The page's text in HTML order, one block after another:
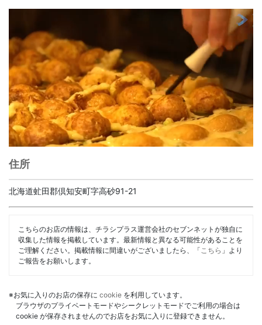
住所
北海道虻田郡倶知安町字高砂91-21
こちらのお店の情報は、チラシプラス運営会社のセブンネットが独自に
収集した情報を掲載しています。最新情報と異なる可能性があることを
ご理解ください。掲載情報に間違いがございましたら、「 こちら 」より
ご報告をお願いします。
※お気に入りのお店の保存に cookie を利用しています。
ブラウザのプライベートモードやシークレットモードでご利用の場合は
cookie が保存されませんのでお店をお気に入りに登録できません。